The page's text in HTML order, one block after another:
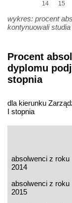
14
15
wykres: procent
kontynuowali
Procent
dyplomu
stopnia
dla kierunku
I stopnia
absolwenci z roku
2014
absolwenci z roku
2015